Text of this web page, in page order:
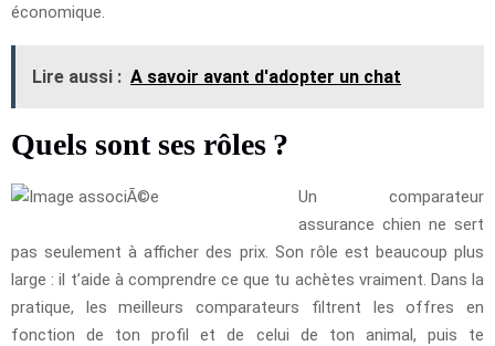
économique.
Lire aussi : A savoir avant d'adopter un chat
Quels sont ses rôles ?
Un comparateur
assurance chien ne sert
pas seulement à afficher des prix. Son rôle est beaucoup plus
large : il t’aide à comprendre ce que tu achètes vraiment. Dans la
pratique, les meilleurs comparateurs filtrent les offres en
fonction de ton profil et de celui de ton animal, puis te